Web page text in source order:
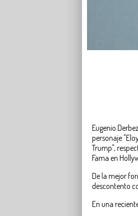
Eugenio
personaje
Trump",
Fama en
De la mejor
descontento
En una